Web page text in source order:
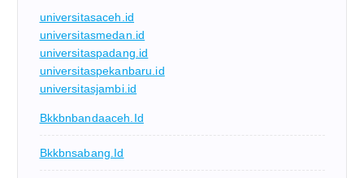
universitasaceh.id
universitasmedan.id
universitaspadang.id
universitaspekanbaru.id
universitasjambi.id
Bkkbnbandaaceh.id
Bkkbnsabang.id